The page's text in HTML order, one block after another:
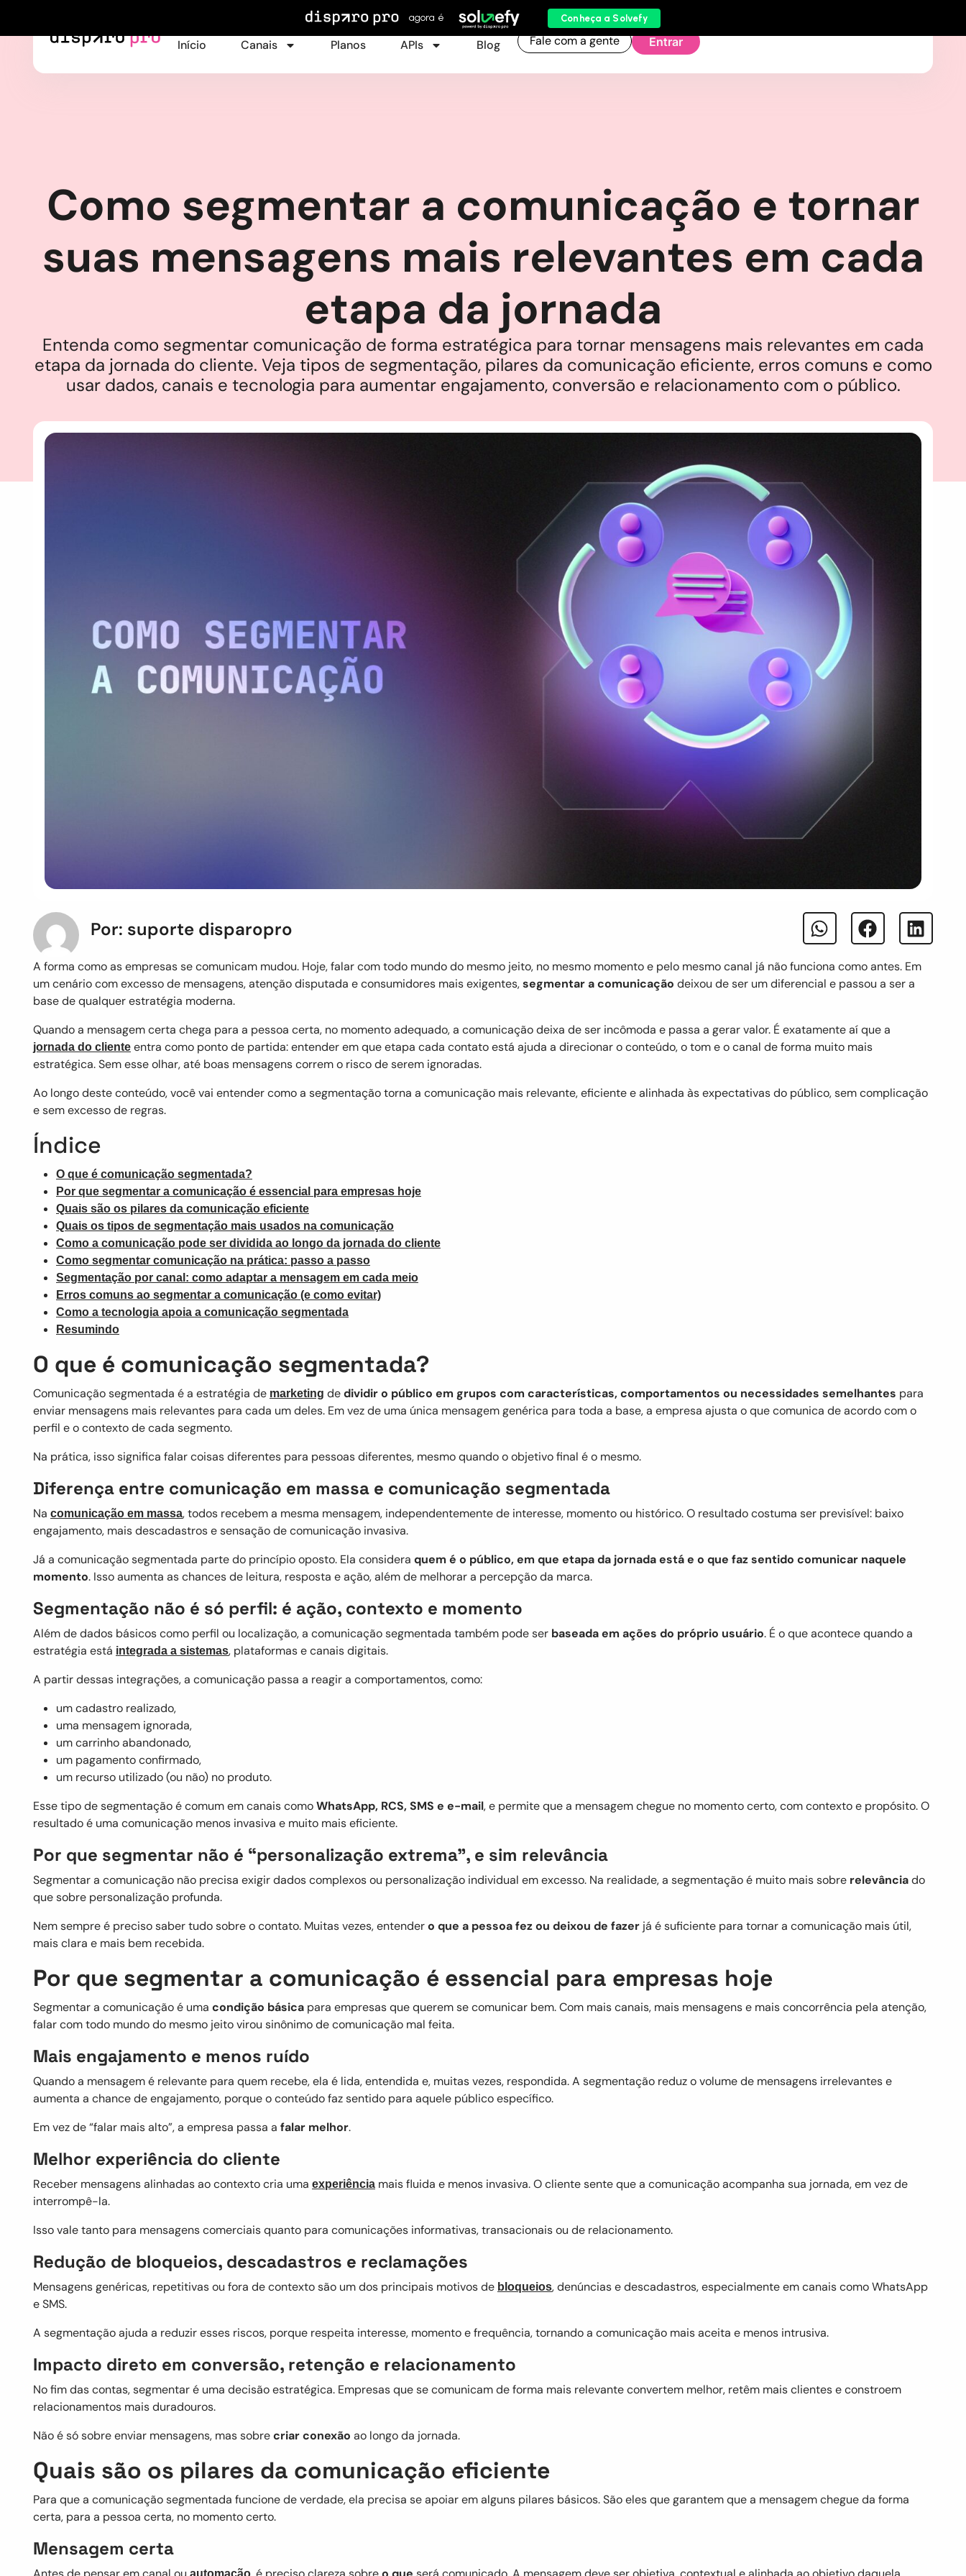
Início Canais Planos APIs Blog Fale com a gente Entrar
Como segmentar a comunicação e tornar
suas mensagens mais relevantes em cada
etapa da jornada
Entenda como segmentar comunicação de forma estratégica para tornar mensagens mais relevantes em cada
etapa da jornada do cliente. Veja tipos de segmentação, pilares da comunicação eficiente, erros comuns e como
usar dados, canais e tecnologia para aumentar engajamento, conversão e relacionamento com o público.
Por: suporte disparopro
A forma como as empresas se comunicam mudou. Hoje, falar com todo mundo do mesmo jeito, no mesmo momento e pelo mesmo canal já não funciona como antes. Em
um cenário com excesso de mensagens, atenção disputada e consumidores mais exigentes,segmentar a comunicação deixou de ser um diferencial e passou a ser a
base de qualquer estratégia moderna.
Quando a mensagem certa chega para a pessoa certa, no momento adequado, a comunicação deixa de ser incômoda e passa a gerar valor. É exatamente aí que a
jornada do cliente entra como ponto de partida: entender em que etapa cada contato está ajuda a direcionar o conteúdo, o tom e o canal de forma muito mais
estratégica. Sem esse olhar, até boas mensagens correm o risco de serem ignoradas.
Ao longo deste conteúdo, você vai entender como a segmentação torna a comunicação mais relevante, eficiente e alinhada às expectativas do público, sem complicação
e sem excesso de regras.
Índice
O que é comunicação segmentada?
Por que segmentar a comunicação é essencial para empresas hoje
Quais são os pilares da comunicação eficiente
Quais os tipos de segmentação mais usados na comunicação
Como a comunicação pode ser dividida ao longo da jornada do cliente
Como segmentar comunicação na prática: passo a passo
Segmentação por canal: como adaptar a mensagem em cada meio
Erros comuns ao segmentar a comunicação (e como evitar)
Como a tecnologia apoia a comunicação segmentada
Resumindo
O que é comunicação segmentada?
Comunicação segmentada é a estratégia de marketing dedividir o público em grupos com características, comportamentos ou necessidades semelhantes para
enviar mensagens mais relevantes para cada um deles. Em vez de uma única mensagem genérica para toda a base, a empresa ajusta o que comunica de acordo com o
perfil e o contexto de cada segmento.
Na prática, isso significa falar coisas diferentes para pessoas diferentes, mesmo quando o objetivo final é o mesmo.
Diferença entre comunicação em massa e comunicação segmentada
Na comunicação em massa, todos recebem a mesma mensagem, independentemente de interesse, momento ou histórico. O resultado costuma ser previsível: baixo
engajamento, mais descadastros e sensação de comunicação invasiva.
Já a comunicação segmentada parte do princípio oposto. Ela considera quem é o público, em que etapa da jornada está e o que faz sentido comunicar naquele
momento. Isso aumenta as chances de leitura, resposta e ação, além de melhorar a percepção da marca.
Segmentação não é só perfil: é ação, contexto e momento
Além de dados básicos como perfil ou localização, a comunicação segmentada também pode ser baseada em ações do próprio usuário. É o que acontece quando a
estratégia está integrada a sistemas, plataformas e canais digitais.
A partir dessas integrações, a comunicação passa a reagir a comportamentos, como:
um cadastro realizado,
uma mensagem ignorada,
um carrinho abandonado,
um pagamento confirmado,
um recurso utilizado (ou não) no produto.
Esse tipo de segmentação é comum em canais comoWhatsApp, RCS, SMS e e-mail, e permite que a mensagem chegue no momento certo, com contexto e propósito. O
resultado é uma comunicação menos invasiva e muito mais eficiente.
Por que segmentar não é “personalização extrema”, e sim relevância
Segmentar a comunicação não precisa exigir dados complexos ou personalização individual em excesso. Na realidade, a segmentação é muito mais sobre relevânciado
que sobre personalização profunda.
Nem sempre é preciso saber tudo sobre o contato. Muitas vezes, entendero que a pessoa fez ou deixou de fazer já é suficiente para tornar a comunicação mais útil,
mais clara e mais bem recebida.
Por que segmentar a comunicação é essencial para empresas hoje
Segmentar a comunicação é uma condição básica para empresas que querem se comunicar bem. Com mais canais, mais mensagens e mais concorrência pela atenção,
falar com todo mundo do mesmo jeito virou sinônimo de comunicação mal feita.
Mais engajamento e menos ruído
Quando a mensagem é relevante para quem recebe, ela é lida, entendida e, muitas vezes, respondida. A segmentação reduz o volume de mensagens irrelevantes e
aumenta a chance de engajamento, porque o conteúdo faz sentido para aquele público específico.
Em vez de “falar mais alto”, a empresa passa a falar melhor.
Melhor experiência do cliente
Receber mensagens alinhadas ao contexto cria uma experiência mais fluida e menos invasiva. O cliente sente que a comunicação acompanha sua jornada, em vez de
interrompê-la.
Isso vale tanto para mensagens comerciais quanto para comunicações informativas, transacionais ou de relacionamento.
Redução de bloqueios, descadastros e reclamações
Mensagens genéricas, repetitivas ou fora de contexto são um dos principais motivos de bloqueios, denúncias e descadastros, especialmente em canais como WhatsApp
e SMS.
A segmentação ajuda a reduzir esses riscos, porque respeita interesse, momento e frequência, tornando a comunicação mais aceita e menos intrusiva.
Impacto direto em conversão, retenção e relacionamento
No fim das contas, segmentar é uma decisão estratégica. Empresas que se comunicam de forma mais relevante convertem melhor, retêm mais clientes e constroem
relacionamentos mais duradouros.
Não é só sobre enviar mensagens, mas sobrecriar conexão ao longo da jornada.
Quais são os pilares da comunicação eficiente
Para que a comunicação segmentada funcione de verdade, ela precisa se apoiar em alguns pilares básicos. São eles que garantem que a mensagem chegue da forma
certa, para a pessoa certa, no momento certo.
Mensagem certa
agora é Conheça a Solvefy